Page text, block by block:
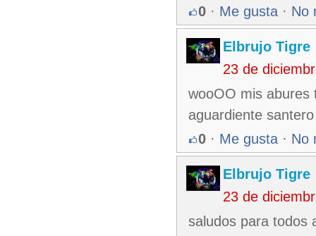
0 · Me gusta · No
Elbrujo Tigre
23 de
wooOO mis abures
aguardiente
0 · Me gusta · No
Elbrujo Tigre
23 de
saludos para todos